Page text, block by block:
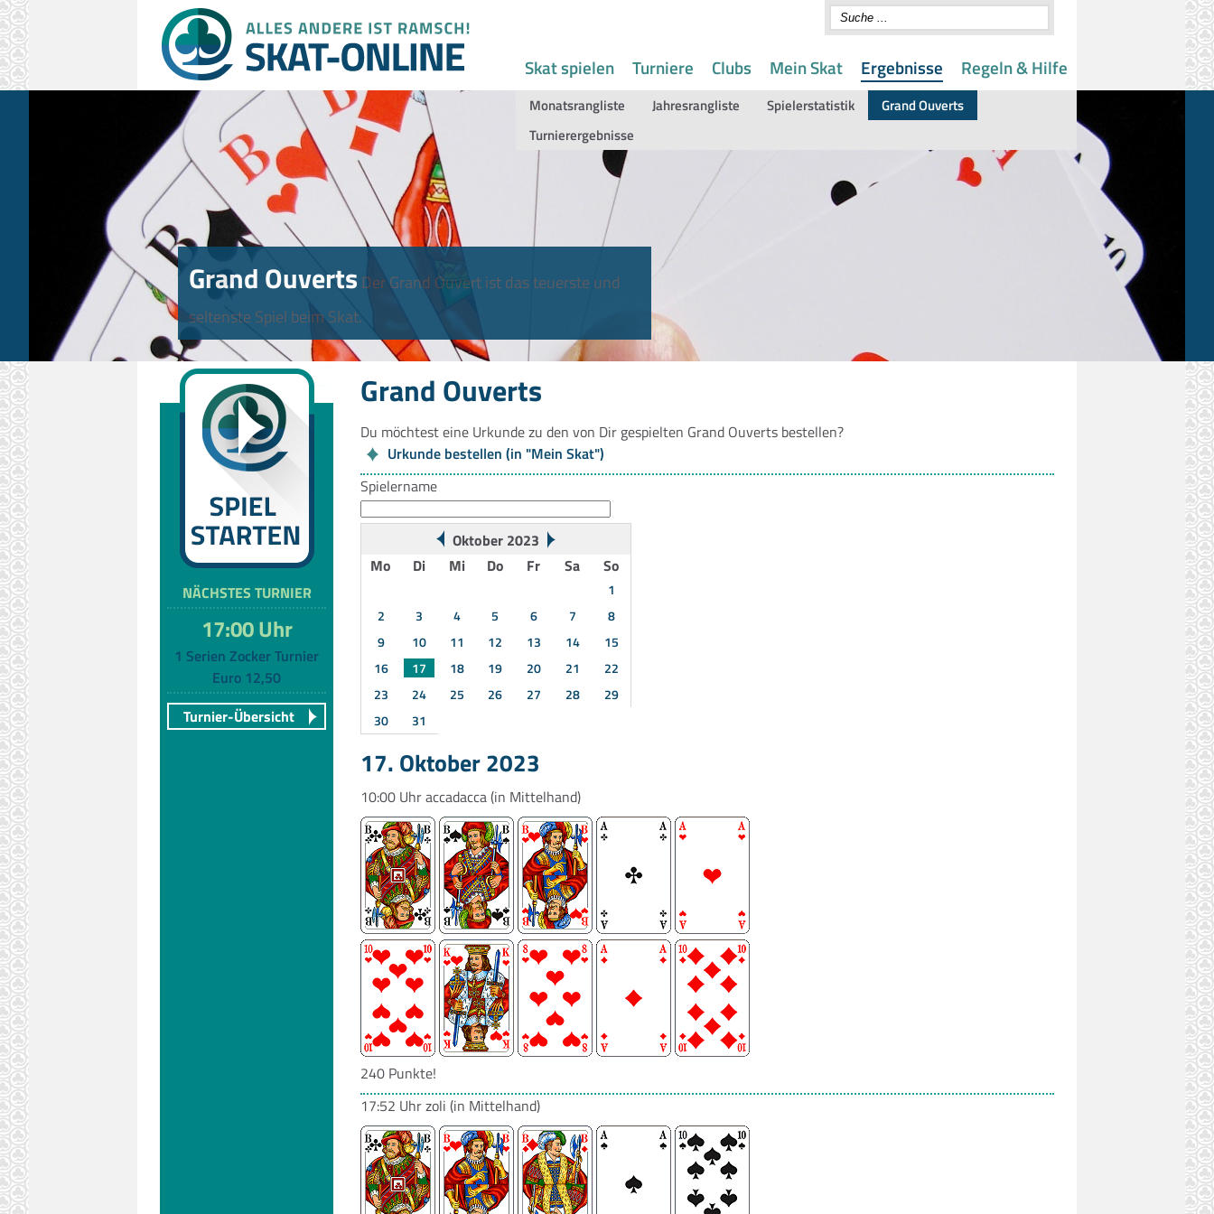
Skat spielen Turniere Clubs Mein Skat Ergebnisse
Monatsrangliste Jahresrangliste Spielerstatistik
Grand Ouverts
Turnierergebnisse
Regeln & Hilfe
Grand Ouverts Der Grand Ouvert ist das teuerste und
seltenste Spiel beim Skat.
NÄCHSTES TURNIER
17:00 Uhr
1 Serien Zocker Turnier
Euro 12,50
Turnier-Übersicht
Grand Ouverts
Du möchtest eine Urkunde zu den von Dir gespielten Grand Ouverts bestellen?
Urkunde bestellen (in "Mein Skat")
Spielername
Oktober 2023
Mo
Di Mi Do Fr Sa So
1
2
3 4 5 6 7
8
9
10 11 12 13 14
15
16
17 18 19 20 21
22
23
24 25 26 27 28
29
30
31
17. Oktober 2023
10:00 Uhraccadacca(in Mittelhand)
240 Punkte!
17:52 Uhrzoli (in Mittelhand)